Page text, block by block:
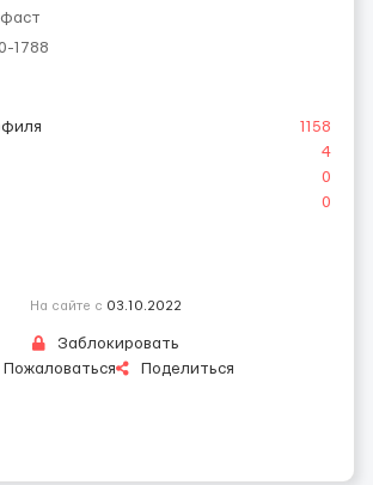
1788
1158
4
0
0
На сайте с 03.10.2022
Заблокировать
Пожаловаться
Поделиться